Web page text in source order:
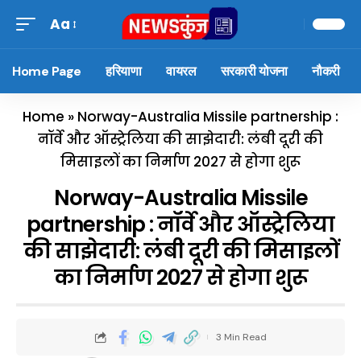
Aa
Home Page हरियाणा वायरल सरकारी योजना नौकरी
Home » Norway-Australia Missile partnership :
नॉर्वे और ऑस्ट्रेलिया की साझेदारी: लंबी दूरी की
मिसाइलों का निर्माण 2027 से होगा शुरू
Norway-Australia Missile
partnership : नॉर्वे और ऑस्ट्रेलिया
की साझेदारी: लंबी दूरी की मिसाइलों
का निर्माण 2027 से होगा शुरू
3 Min Read